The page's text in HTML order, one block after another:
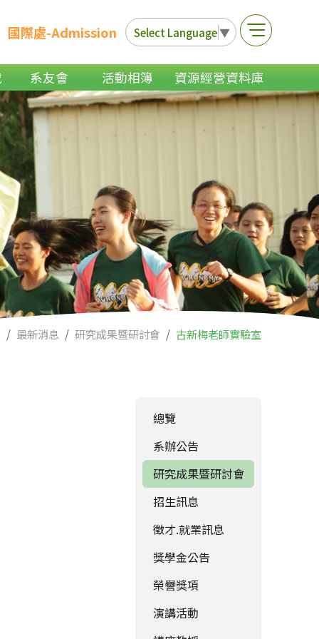
國際處-Admission Select Language▼
系友會 活動相簿 資源經營資料庫
最新消息 研究成果暨研討會 古新梅老師實驗室
總覽
系辦公告
研究成果暨研討會
招生訊息
徵才.就業訊息
獎學金公告
榮譽獎項
演講活動